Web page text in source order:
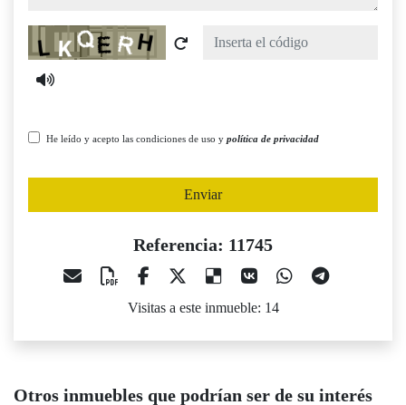
Captcha
He leído y acepto las condiciones de uso y política de privacidad
Enviar
Referencia: 11745
Visitas a este inmueble: 14
Otros inmuebles que podrían ser de su interés